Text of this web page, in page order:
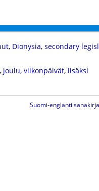
, Dionysia, secondary
, joulu, viikonpäivät, lisäksi
Suomi-englanti sanakirja